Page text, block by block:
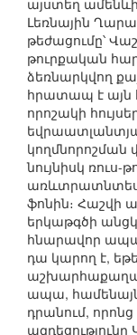
այստեղ
Լեռնային
թեժացումը՝
թուրքական
ձեռնարկվող
հրատապ է այն
որոշակի
նույնիսկ
ֆոնին։ Հաշվի
երկաթգծի
հնարավոր
դա կարող է,
ապա,
դրանում,
ազդեցությունը